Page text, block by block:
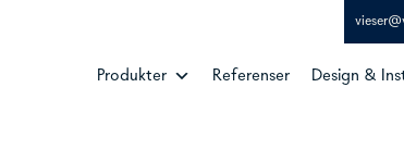
Produkter Referenser Design &